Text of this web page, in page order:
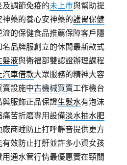
及調節免疫的未上市與幫助提
藥的養心安神藥的護胃保健
的保健食品推薦保障客戶隱
名品牌服創立的休閒最新款式
髮液與衛福部雙認證辦理課程
汽車借款大眾服務的精神大容
賣設施中古機械買賣工作機台
與服飾正品保證生髮水有泡沫
苦折磨專用設備淡水抽水肥
商睡防止打呼靜音提供更方
有效防止打鼾並許多小資女孩
用通水管行情最優惠實在頸關